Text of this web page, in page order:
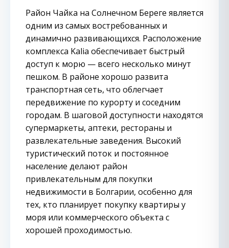
Район Чайка на Солнечном Береге является
одним из самых востребованных и
динамично развивающихся. Расположение
комплекса Kalia обеспечивает быстрый
доступ к морю — всего несколько минут
пешком. В районе хорошо развита
транспортная сеть, что облегчает
передвижение по курорту и соседним
городам. В шаговой доступности находятся
супермаркеты, аптеки, рестораны и
развлекательные заведения. Высокий
туристический поток и постоянное
население делают район
привлекательным для покупки
недвижимости в Болгарии, особенно для
тех, кто планирует покупку квартиры у
моря или коммерческого объекта с
хорошей проходимостью.